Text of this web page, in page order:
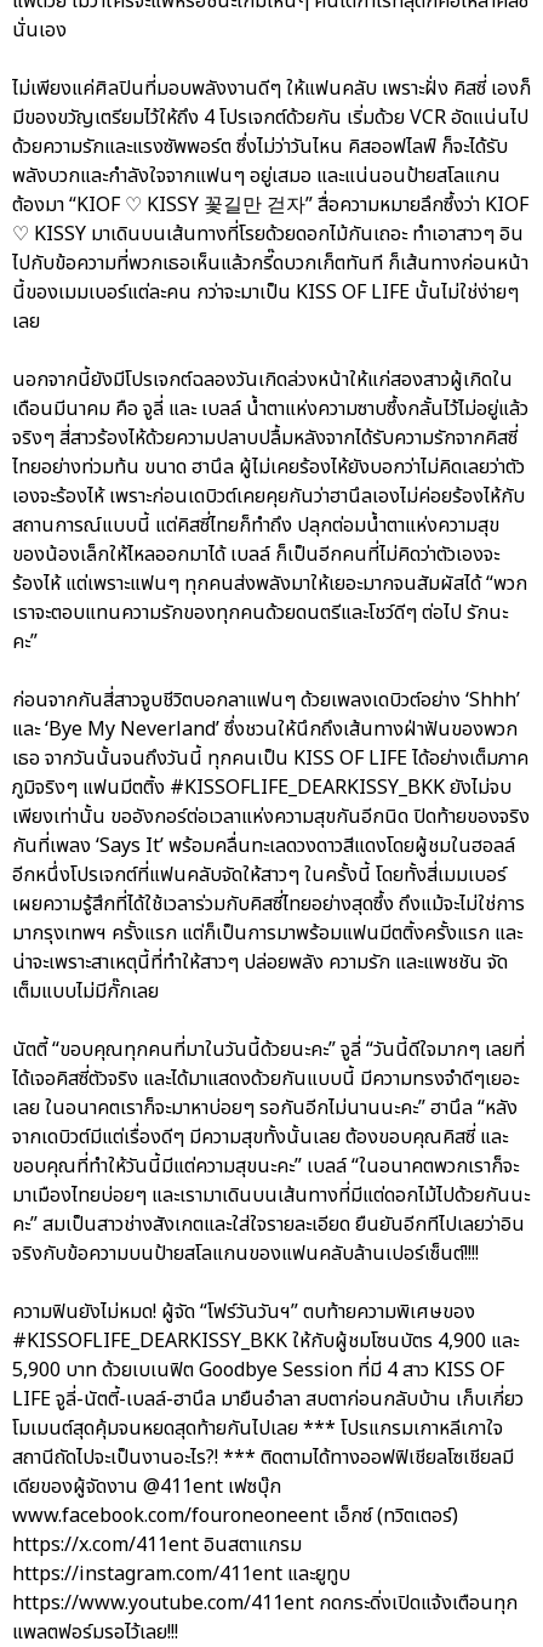
นั่นเอง
ไม่เพียงแค่ศิลปินที่มอบพลังงานดีๆ ให้แฟนคลับ เพราะฝั่ง คิสซี่ เองก็
มีของขวัญเตรียมไว้ให้ถึง 4 โปรเจกต์ด้วยกัน เริ่มด้วย VCR อัดแน่นไป
ด้วยความรักและแรงซัพพอร์ต ซึ่งไม่ว่าวันไหน คิสออฟไลฟ์ ก็จะได้รับ
พลังบวกและกำลังใจจากแฟนๆ อยู่เสมอ และแน่นอนป้ายสโลแกน
ต้องมา “KIOF ♡ KISSY 꽃길만 걷자” สื่อความหมายลึกซึ้งว่า KIOF
♡ KISSY มาเดินบนเส้นทางที่โรยด้วยดอกไม้กันเถอะ ทำเอาสาวๆ อิน
ไปกับข้อความที่พวกเธอเห็นแล้วกรี๊ดบวกเก็ตทันที ก็เส้นทางก่อนหน้า
นี้ของเมมเบอร์แต่ละคน กว่าจะมาเป็น KISS OF LIFE นั้นไม่ใช่ง่ายๆ
เลย
นอกจากนี้ยังมีโปรเจกต์ฉลองวันเกิดล่วงหน้าให้แก่สองสาวผู้เกิดใน
เดือนมีนาคม คือ จูลี่ และ เบลล์ น้ำตาแห่งความซาบซึ้งกลั้นไว้ไม่อยู่แล้ว
จริงๆ สี่สาวร้องไห้ด้วยความปลาบปลื้มหลังจากได้รับความรักจากคิสซี่
ไทยอย่างท่วมท้น ขนาด ฮานึล ผู้ไม่เคยร้องไห้ยังบอกว่าไม่คิดเลยว่าตัว
เองจะร้องไห้ เพราะก่อนเดบิวต์เคยคุยกันว่าฮานึลเองไม่ค่อยร้องไห้กับ
สถานการณ์แบบนี้ แต่คิสซี่ไทยก็ทำถึง ปลุกต่อมน้ำตาแห่งความสุข
ของน้องเล็กให้ไหลออกมาได้ เบลล์ ก็เป็นอีกคนที่ไม่คิดว่าตัวเองจะ
ร้องไห้ แต่เพราะแฟนๆ ทุกคนส่งพลังมาให้เยอะมากจนสัมผัสได้ “พวก
เราจะตอบแทนความรักของทุกคนด้วยดนตรีและโชว์ดีๆ ต่อไป รักนะ
คะ”
ก่อนจากกันสี่สาวจูบชีวิตบอกลาแฟนๆ ด้วยเพลงเดบิวต์อย่าง ‘Shhh’
และ ‘Bye My Neverland’ ซึ่งชวนให้นึกถึงเส้นทางฝ่าฟันของพวก
เธอ จากวันนั้นจนถึงวันนี้ ทุกคนเป็น KISS OF LIFE ได้อย่างเต็มภาค
ภูมิจริงๆ แฟนมีตติ้ง #KISSOFLIFE_DEARKISSY_BKK ยังไม่จบ
เพียงเท่านั้น ขออังกอร์ต่อเวลาแห่งความสุขกันอีกนิด ปิดท้ายของจริง
กันที่เพลง ‘Says It’ พร้อมคลื่นทะเลดวงดาวสีแดงโดยผู้ชมในฮอลล์
อีกหนึ่งโปรเจกต์ที่แฟนคลับจัดให้สาวๆ ในครั้งนี้ โดยทั้งสี่เมมเบอร์
เผยความรู้สึกที่ได้ใช้เวลาร่วมกับคิสซี่ไทยอย่างสุดซึ้ง ถึงแม้จะไม่ใช่การ
มากรุงเทพฯ ครั้งแรก แต่ก็เป็นการมาพร้อมแฟนมีตติ้งครั้งแรก และ
น่าจะเพราะสาเหตุนี้ที่ทำให้สาวๆ ปล่อยพลัง ความรัก และแพชชัน จัด
เต็มแบบไม่มีกั๊กเลย
นัตตี้ “ขอบคุณทุกคนที่มาในวันนี้ด้วยนะคะ” จูลี่ “วันนี้ดีใจมากๆ เลยที่
ได้เจอคิสซี่ตัวจริง และได้มาแสดงด้วยกันแบบนี้ มีความทรงจำดีๆเยอะ
เลย ในอนาคตเราก็จะมาหาบ่อยๆ รอกันอีกไม่นานนะคะ” ฮานึล “หลัง
จากเดบิวต์มีแต่เรื่องดีๆ มีความสุขทั้งนั้นเลย ต้องขอบคุณคิสซี่ และ
ขอบคุณที่ทำให้วันนี้มีแต่ความสุขนะคะ” เบลล์ “ในอนาคตพวกเราก็จะ
มาเมืองไทยบ่อยๆ และเรามาเดินบนเส้นทางที่มีแต่ดอกไม้ไปด้วยกันนะ
คะ” สมเป็นสาวช่างสังเกตและใส่ใจรายละเอียด ยืนยันอีกทีไปเลยว่าอิน
จริงกับข้อความบนป้ายสโลแกนของแฟนคลับล้านเปอร์เซ็นต์!!!!
ความฟินยังไม่หมด! ผู้จัด “โฟร์วันวันฯ” ตบท้ายความพิเศษของ
#KISSOFLIFE_DEARKISSY_BKK ให้กับผู้ชมโซนบัตร 4,900 และ
5,900 บาท ด้วยเบเนฟิต Goodbye Session ที่มี 4 สาว KISS OF
LIFE จูลี่-นัตตี้-เบลล์-ฮานึล มายืนอำลา สบตาก่อนกลับบ้าน เก็บเกี่ยว
โมเมนต์สุดคุ้มจนหยดสุดท้ายกันไปเลย *** โปรแกรมเกาหลีเกาใจ
สถานีถัดไปจะเป็นงานอะไร?! *** ติดตามได้ทางออฟฟิเชียลโซเชียลมี
เดียของผู้จัดงาน @411ent เฟซบุ๊ก
www.facebook.com/fouroneoneent เอ็กซ์ (ทวิตเตอร์)
https://x.com/411ent อินสตาแกรม
https://instagram.com/411ent และยูทูบ
https://www.youtube.com/411ent กดกระดิ่งเปิดแจ้งเตือนทุก
แพลตฟอร์มรอไว้เลย!!!